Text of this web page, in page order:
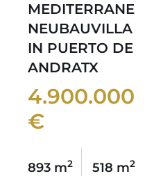
MEDITERRANE
NEUBAUVILLA
IN PUERTO DE
ANDRATX
4.900.000
€
893 m2 518 m2